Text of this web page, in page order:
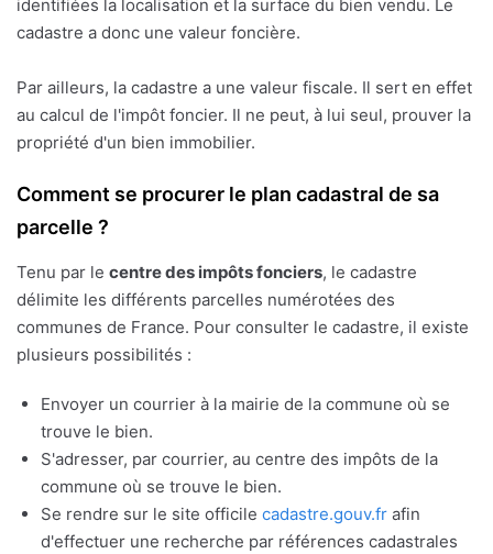
identifiées la localisation et la surface du bien vendu. Le
cadastre a donc une valeur foncière.
Par ailleurs, la cadastre a une valeur fiscale. Il sert en effet
au calcul de l'impôt foncier. Il ne peut, à lui seul, prouver la
propriété d'un bien immobilier.
Comment se procurer le plan cadastral de sa
parcelle ?
Tenu par le centre des impôts fonciers, le cadastre
délimite les différents parcelles numérotées des
communes de France. Pour consulter le cadastre, il existe
plusieurs possibilités :
Envoyer un courrier à la mairie de la commune où se
trouve le bien.
S'adresser, par courrier, au centre des impôts de la
commune où se trouve le bien.
Se rendre sur le site officile cadastre.gouv.fr afin
d'effectuer une recherche par références cadastrales